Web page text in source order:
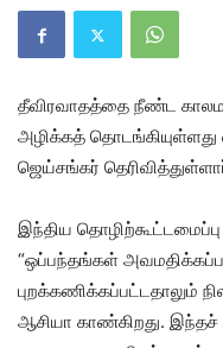
தீவிரவாதத்தை நீண்ட
அழிக்கத் தொடங்கியுள்ளது
ஜெய்சங்கர்
இந்திய
“ஒப்பந்தங்கள்
புறக்கணிக்கப்பட்டதாலும்
ஆசியா காண்கிறது.